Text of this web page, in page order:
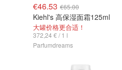
€46.53 €65.00
Kiehl's 高保湿面霜125ml
大罐价格更合适！
372,24 € / 1 l
Parfumdreams